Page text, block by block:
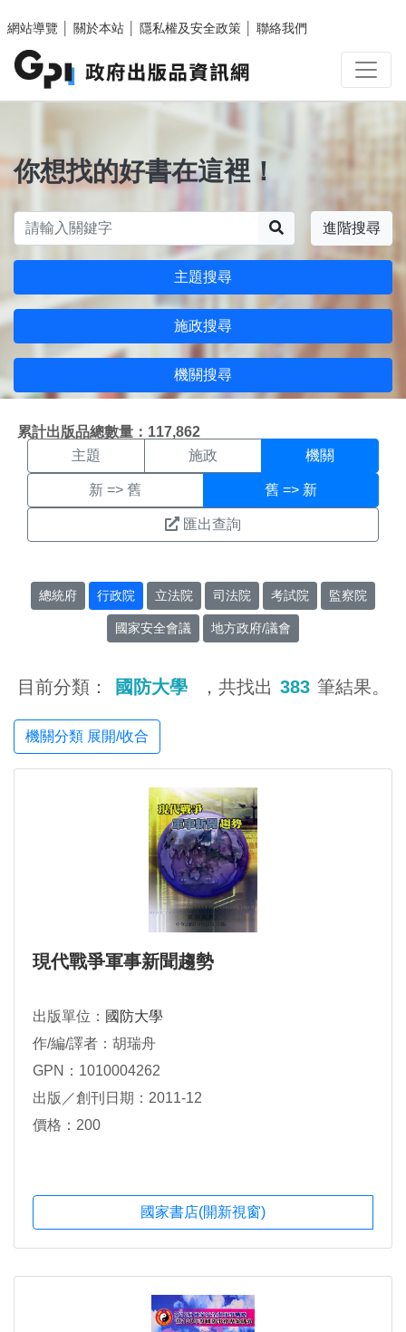
網站導覽
關於本站 隱私權及安全政策 聯絡我們
你想找的好書在這裡！
進階搜尋
主題搜尋
施政搜尋
機關搜尋
累計出版品總數量：117,862
機關搜尋結果頁面
主題 施政 機關
新 => 舊 舊 => 新
匯出查詢
總統府 行政院 立法院 司法院 考試院 監察院
國家安全會議 地方政府/議會
目前分類： 國防大學 ，共找出 383 筆結果。
機關分類 展開/收合
現代戰爭軍事新聞趨勢
出版單位： 國防大學
作/編/譯者：胡瑞舟
GPN：1010004262
出版／創刊日期：2011-12
價格：200
國家書店(開新視窗)